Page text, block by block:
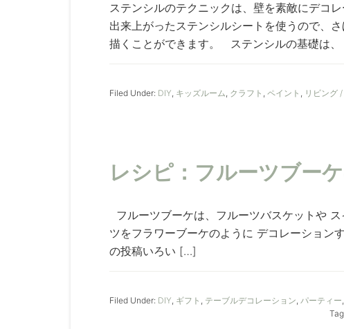
ステンシルのテクニックは、壁を素敵にデコ
出来上がったステンシルシートを使うので、
描くことができます。 ステンシルの基礎は
Filed Under: DIY, キッズルーム, クラフト , ペイント , リビング
レシピ：フルーツブー
フルーツブーケは、フルーツバスケットや
ツをフラワーブーケのように デコレーショ
の投稿いろい […]
Filed Under: DIY, ギフト , テーブルデコレーション, パーティー,